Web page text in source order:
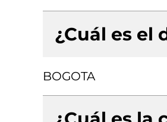
¿Cuál es el
BOGOTA